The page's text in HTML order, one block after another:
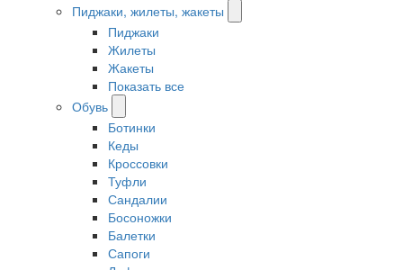
Пиджаки, жилеты, жакеты
Пиджаки
Жилеты
Жакеты
Показать все
Обувь
Ботинки
Кеды
Кроссовки
Туфли
Сандалии
Босоножки
Балетки
Сапоги